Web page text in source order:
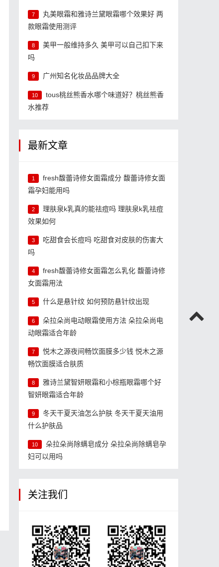
7
丸美眼霜和雅诗兰黛眼霜哪个效果好 两
款眼霜使用测评
8
美甲一般维持多久 美甲可以自己扣下来
吗
9 广州知名化妆品品牌大全
10
tous桃丝熊香水哪个味道好？桃丝熊香
水推荐
最新文章
1
fresh馥蕾诗修女面霜成分 馥蕾诗修女面
霜孕妇能用吗
2
理肤泉k乳真的能祛痘吗 理肤泉k乳祛痘
效果如何
3
吃甜食会长痘吗 吃甜食对皮肤的伤害大
吗
4
fresh馥蕾诗修女面霜怎么乳化 馥蕾诗修
女面霜用法
5 什么是悬针纹 如何预防悬针纹出现
6
朵拉朵尚电动眼霜使用方法 朵拉朵尚电
动眼霜适合年龄
7
悦木之源夜间畅饮面膜多少钱 悦木之源
畅饮面膜适合肤质
8
雅诗兰黛智妍眼霜和小棕瓶眼霜哪个好
智妍眼霜适合年龄
9
冬天干夏天油怎么护肤 冬天干夏天油用
什么护肤品
10
朵拉朵尚除螨皂成分 朵拉朵尚除螨皂孕
妇可以用吗
关注我们